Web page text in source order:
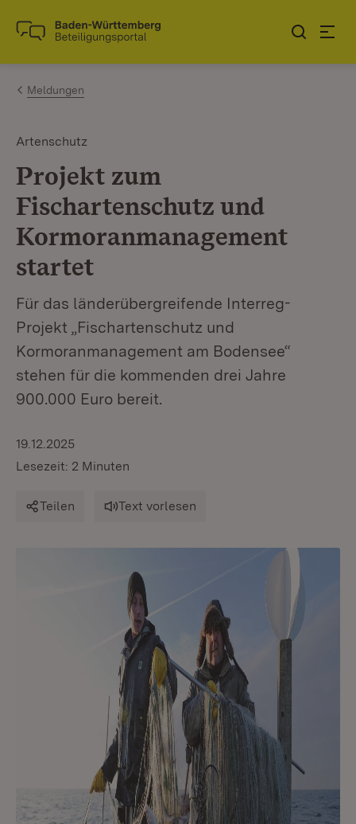
Zum Inhalt springen
Link zur Startseite
Meldungen
Artenschutz
Projekt zum
Fischartenschutz und
Kormoranmanagement
startet
Für das länderübergreifende Interreg-
Projekt „Fischartenschutz und
Kormoranmanagement am Bodensee“
stehen für die kommenden drei Jahre
900.000 Euro bereit.
19.12.2025
Lesezeit: 2 Minuten
Teilen Text vorlesen